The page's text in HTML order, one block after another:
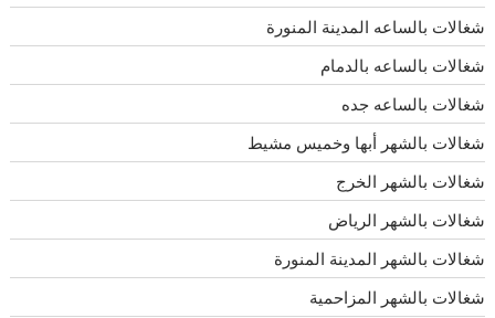
شغالات بالساعه المدينة المنورة
شغالات بالساعه بالدمام
شغالات بالساعه جده
شغالات بالشهر أبها وخميس مشيط
شغالات بالشهر الخرج
شغالات بالشهر الرياض
شغالات بالشهر المدينة المنورة
شغالات بالشهر المزاحمية